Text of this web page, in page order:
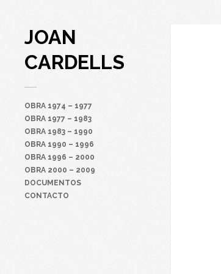
JOAN
CARDELLS
OBRA 1974 – 1977
OBRA 1977 – 1983
OBRA 1983 – 1990
OBRA 1990 – 1996
OBRA 1996 – 2000
OBRA 2000 – 2009
DOCUMENTOS
CONTACTO